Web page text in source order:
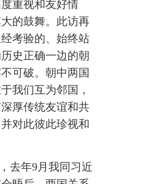
和平与发展具
界人民的支持
社会正经历前
朝方将始终不
则，坚定支持
政策和立场。
中友谊是人民
，是朝方始终
定不移的战略
往将发展朝中
设成国家关系